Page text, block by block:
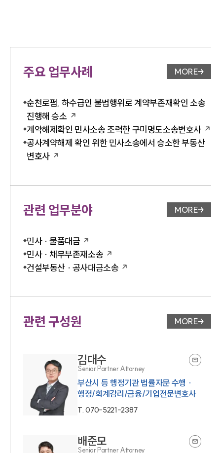
주요 업무사례 업무사례
MORE
순천로펌, 하수급인 불법행위로 계약부존재확인 소송
진행해 승소
계약해제확인 민사소송 조력한 구미명도소송변호사
공사계약해제 확인 위한 민사소송에서 승소한 부동산
변호사
관련 업무분야 업무분야
MORE
민사 · 물품대금
민사 · 채무부존재소송
건설부동산 · 공사대금소송
관련 구성원 변호사 페
MORE
김대수
Senior Partner Attorney
부산시 등 행정기관 법률자문 수행 ·
행정/회계감리/금융/기업전문변호사
T.070-5221-2387
배준모
Senior Partner Attorney